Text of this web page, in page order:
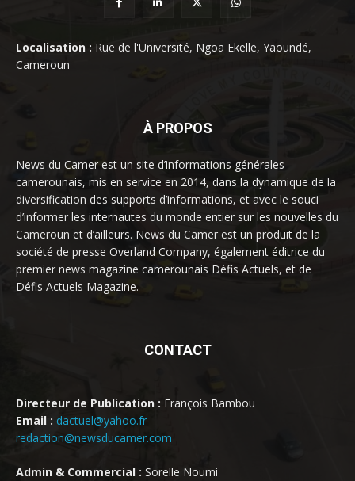
Localisation : Rue de l'Université, Ngoa Ekelle, Yaoundé,
Cameroun
À PROPOS
News du Camer est un site d’informations générales
camerounais, mis en service en 2014, dans la dynamique de la
diversification des supports d’informations, et avec le souci
d’informer les internautes du monde entier sur les nouvelles du
Cameroun et d’ailleurs. News du Camer est un produit de la
société de presse Overland Company, également éditrice du
premier news magazine camerounais Défis Actuels, et de
Défis Actuels Magazine.
CONTACT
Directeur de Publication : François Bambou
Email : dactuel@yahoo.fr
redaction@newsducamer.com
Admin & Commercial : Sorelle Noumi